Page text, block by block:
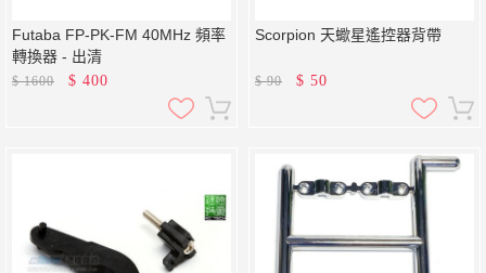
Futaba FP-PK-FM 40MHz 頻率
轉換器 - 出清
$1600 $ 400
Scorpion 天蠍星遙控器背帶
$90 $ 50